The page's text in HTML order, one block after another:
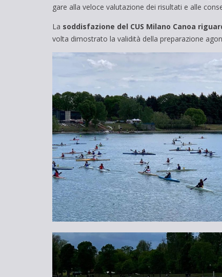
gare alla veloce valutazione dei risultati e alle
La soddisfazione del CUS Milano Canoa
volta dimostrato la validità della preparazione